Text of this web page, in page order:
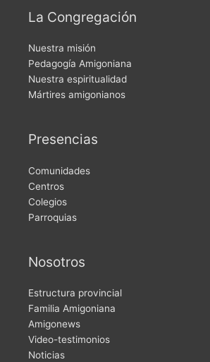
La Congregación
Nuestra misión
Pedagogía Amigoniana
Nuestra espiritualidad
Mártires amigonianos
Presencias
Comunidades
Centros
Colegios
Parroquias
Nosotros
Estructura provincial
Familia Amigoniana
Amigonews
Video-testimonios
Noticias